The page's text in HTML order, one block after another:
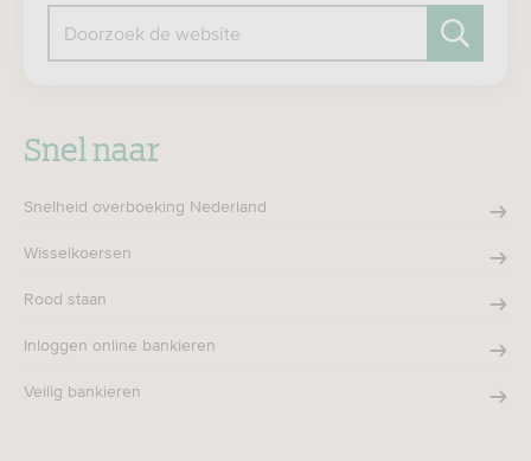
Doorzoek de website
Snel naar
Snelheid overboeking Nederland
Wisselkoersen
Rood staan
Inloggen online bankieren
Veilig bankieren